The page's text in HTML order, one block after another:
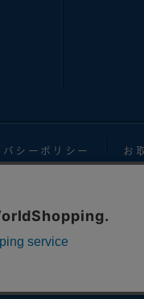
バシーポリシー お
じます。 権利者の許可なく複
and contents of this